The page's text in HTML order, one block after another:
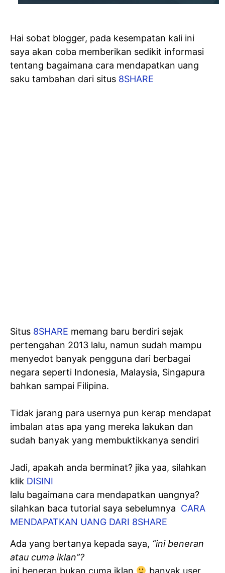
Hai sobat blogger, pada kesempatan kali ini
saya akan coba memberikan sedikit informasi
tentang bagaimana cara mendapatkan uang
saku tambahan dari situs 8SHARE
Situs 8SHARE memang baru berdiri sejak
pertengahan 2013 lalu, namun sudah mampu
menyedot banyak pengguna dari berbagai
negara seperti Indonesia, Malaysia, Singapura
bahkan sampai Filipina.
Tidak jarang para usernya pun kerap mendapat
imbalan atas apa yang mereka lakukan dan
sudah banyak yang membuktikkanya sendiri
Jadi, apakah anda berminat? jika yaa, silahkan
klik DISINI
lalu bagaimana cara mendapatkan uangnya?
silahkan baca tutorial saya sebelumnya CARA
MENDAPATKAN UANG DARI 8SHARE
Ada yang bertanya kepada saya, “ini beneran
atau cuma iklan”?
ini beneran bukan cuma iklan
banyak user